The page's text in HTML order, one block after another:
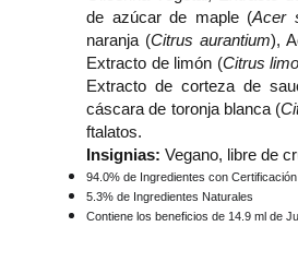
de azúcar de maple (Acer
naranja (Citrus aurantium),
Extracto de limón (Citrus
Extracto de corteza de
cáscara de toronja blanca (
ftalatos.
Insignias: Vegano, libre de
94.0% de Ingredientes con Certificación
5.3% de Ingredientes Naturales
Contiene los beneficios de 14.9 ml de